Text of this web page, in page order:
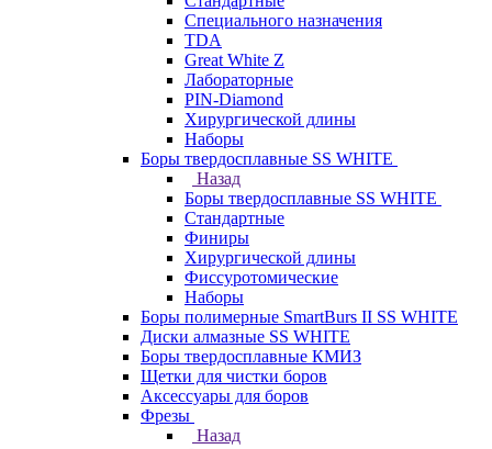
Специального назначения
TDA
Great White Z
Лабораторные
PIN-Diamond
Хирургической длины
Наборы
Боры твердосплавные SS WHITE
Назад
Боры твердосплавные SS WHITE
Стандартные
Финиры
Хирургической длины
Фиссуротомические
Наборы
Боры полимерные SmartBurs II SS WHITE
Диски алмазные SS WHITE
Боры твердосплавные КМИЗ
Щетки для чистки боров
Аксессуары для боров
Фрезы
Назад